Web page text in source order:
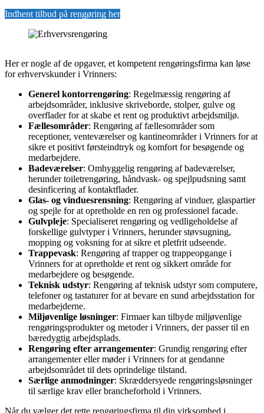
Indhent tilbud på rengøring her
Her er nogle af de opgaver, et kompetent rengøringsfirma kan løse
for erhvervskunder i Vrinners:
Generel kontorrengøring: Regelmæssig rengøring af
arbejdsområder, inklusive skriveborde, stolper, gulve og
overflader for at skabe et rent og produktivt arbejdsmiljø.
Fællesområder: Rengøring af fællesområder som
receptioner, venteværelser og kantineområder i Vrinners for at
sikre et positivt førsteindtryk og komfort for besøgende og
medarbejdere.
Badeværelser: Omhyggelig rengøring af badeværelser,
herunder toiletrengøring, håndvask- og spejlpudsning samt
desinficering af kontaktflader.
Glas- og vinduesrensning: Rengøring af vinduer, glaspartier
og spejle for at opretholde en ren og professionel facade.
Gulvpleje: Specialiseret rengøring og vedligeholdelse af
forskellige gulvtyper i Vrinners, herunder støvsugning,
mopping og voksning for at sikre et pletfrit udseende.
Trappevask: Rengøring af trapper og trappeopgange i
Vrinners for at opretholde et rent og sikkert område for
medarbejdere og besøgende.
Teknisk udstyr: Rengøring af teknisk udstyr som computere,
telefoner og tastaturer for at bevare en sund arbejdsstation for
medarbejderne.
Miljøvenlige løsninger: Firmaer kan tilbyde miljøvenlige
rengøringsprodukter og metoder i Vrinners, der passer til en
bæredygtig arbejdsplads.
Rengøring efter arrangementer: Grundig rengøring efter
arrangementer eller møder i Vrinners for at gendanne
arbejdsområdet til dets oprindelige tilstand.
Særlige anmodninger: Skræddersyede rengøringsløsninger
til særlige krav eller brancheforhold i Vrinners.